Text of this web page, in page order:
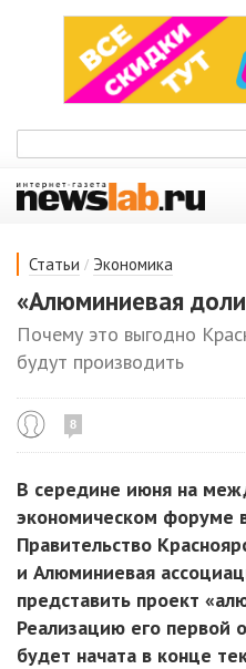
Статьи / Экономика
«Алюминиевая
Почему это выгодно
будут производить
8
В середине июня на
экономическом форуме
Правительство
и Алюминиевая
представить проект
Реализацию его первой
будет начата в конце